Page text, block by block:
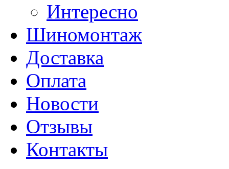
Интересно
Шиномонтаж
Доставка
Оплата
Новости
Отзывы
Контакты